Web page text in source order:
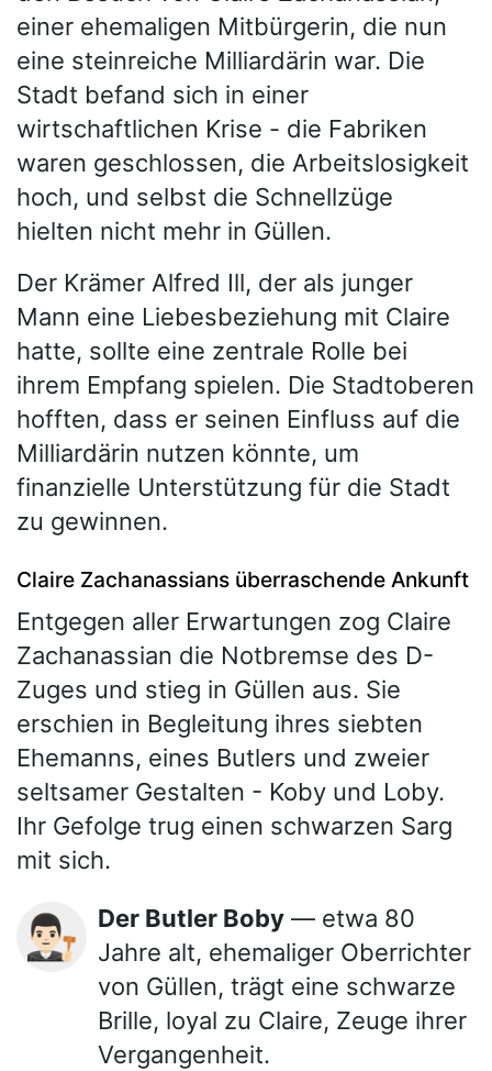
einer ehemaligen Mitbürgerin, die nun
eine steinreiche Milliardärin war. Die
Stadt befand sich in einer
wirtschaftlichen Krise - die Fabriken
waren geschlossen, die Arbeitslosigkeit
hoch, und selbst die Schnellzüge
hielten nicht mehr in Güllen.
Der Krämer Alfred Ill, der als junger
Mann eine Liebesbeziehung mit Claire
hatte, sollte eine zentrale Rolle bei
ihrem Empfang spielen. Die Stadtoberen
hofften, dass er seinen Einfluss auf die
Milliardärin nutzen könnte, um
finanzielle Unterstützung für die Stadt
zu gewinnen.
Claire Zachanassians überraschende Ankunft
Entgegen aller Erwartungen zog Claire
Zachanassian die Notbremse des D-
Zuges und stieg in Güllen aus. Sie
erschien in Begleitung ihres siebten
Ehemanns, eines Butlers und zweier
seltsamer Gestalten - Koby und Loby.
Ihr Gefolge trug einen schwarzen Sarg
mit sich.
👨🏻‍⚖️ Der Butler Boby — etwa 80
Jahre alt, ehemaliger Oberrichter
von Güllen, trägt eine schwarze
Brille, loyal zu Claire, Zeuge ihrer
Vergangenheit.